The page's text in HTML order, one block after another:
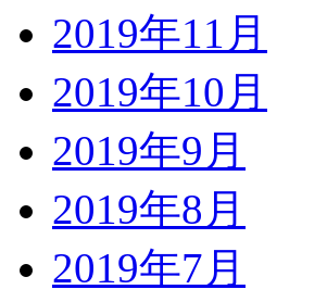
2019年11月
2019年10月
2019年9月
2019年8月
2019年7月